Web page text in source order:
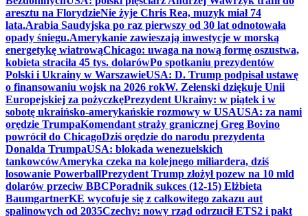
aresztu na FlorydzieNie żyje Chris Rea, muzyk miał 74
lata.Arabia Saudyjska po raz pierwszy od 30 lat odnotowała
opady śniegu.Amerykanie zawieszają inwestycje w morską
energetykę wiatrowąChicago: uwaga na nową formę oszustwa,
kobieta straciła 45 tys. dolarówPo spotkaniu prezydentów
Polski i Ukrainy w WarszawieUSA: D. Trump podpisał ustawę
o finansowaniu wojsk na 2026 rokW. Zełenski dziękuje Unii
Europejskiej za pożyczkęPrezydent Ukrainy: w piątek i w
sobotę ukraińsko-amerykańskie rozmowy w USAUSA: za nami
orędzie TrumpaKomendant straży granicznej Greg Bovino
powrócił do ChicagoDziś orędzie do narodu prezydenta
Donalda TrumpaUSA: blokada wenezuelskich
tankowcówAmeryka czeka na kolejnego miliardera, dziś
losowanie PowerballPrezydent Trump złożył pozew na 10 mld
dolarów przeciw BBCPoradnik sukces (12-15) Elżbieta
BaumgartnerKE wycofuje się z całkowitego zakazu aut
spalinowych od 2035Czechy: nowy rząd odrzucił ETS2 i pakt